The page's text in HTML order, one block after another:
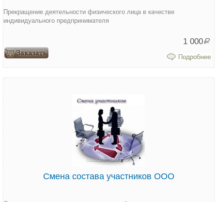
Прекращение деятельности физического лица в качестве
индивидуального предпринимателя
1 000Р
Смена состава участников ООО